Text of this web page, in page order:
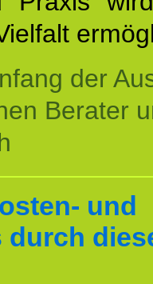
der
Berater
und
durch